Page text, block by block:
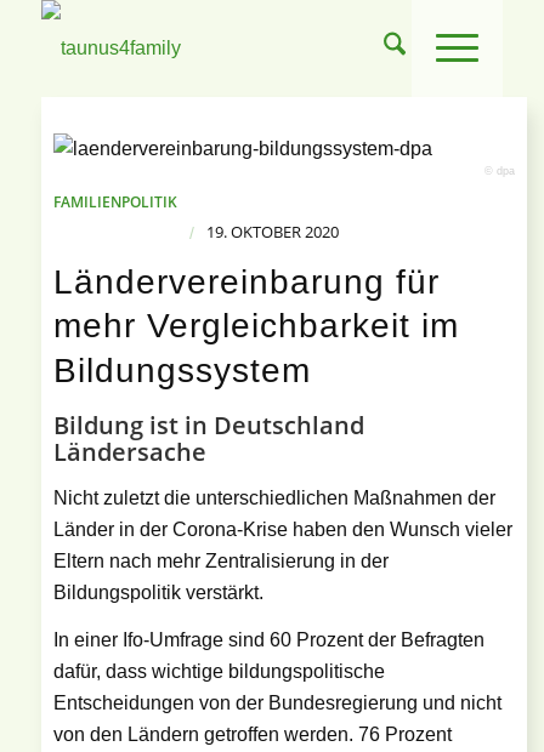
© dpa
FAMILIENPOLITIK
/ 19. OKTOBER 2020
Ländervereinbarung für
mehr Vergleichbarkeit im
Bildungssystem
Bildung ist in Deutschland
Ländersache
Nicht zuletzt die unterschiedlichen Maßnahmen der
Länder in der Corona-Krise haben den Wunsch vieler
Eltern nach mehr Zentralisierung in der
Bildungspolitik verstärkt.
In einer Ifo-Umfrage sind 60 Prozent der Befragten
dafür, dass wichtige bildungspolitische
Entscheidungen von der Bundesregierung und nicht
von den Ländern getroffen werden. 76 Prozent